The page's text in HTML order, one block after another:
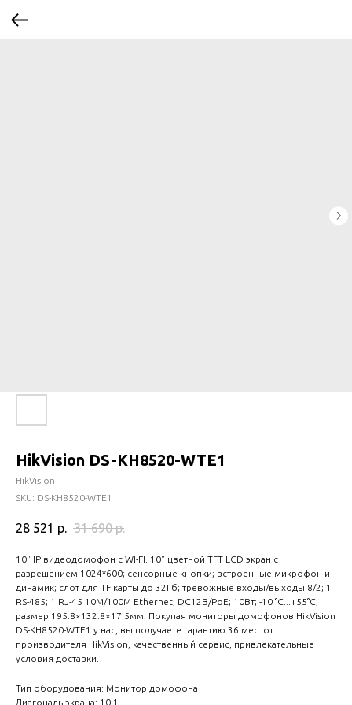
HikVision DS-KH8520-WTE1
HikVision
SKU: DS-KH8520-WTE1
28 521 р. 31 690 р.
10" IP видеодомофон с WI-FI. 10" цветной TFT LCD экран с
разрешением 1024*600; сенсорные кнопки; встроенные микрофон и
динамик; слот для TF карты до 32Гб; тревожные входы/выходы 8/2; 1
RS-485; 1 RJ-45 10M/100M Ethernet; DC12В/PoE; 10Вт; -10 °C...+55°C;
размер 195.8×132.8×17.5мм. Покупая мониторы домофонов HikVision
DS-KH8520-WTE1 у нас, вы получаете гарантию 36 мес. от
производителя HikVision, качественный сервис, привлекательные
условия доставки.
Тип оборудования: Монитор домофона
Диагональ экрана: 10.1